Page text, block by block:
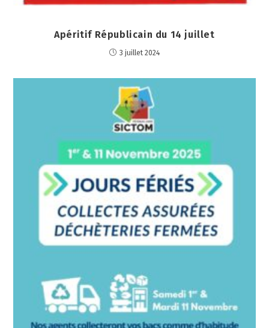
Apéritif Républicain du 14 juillet
3 juillet 2024